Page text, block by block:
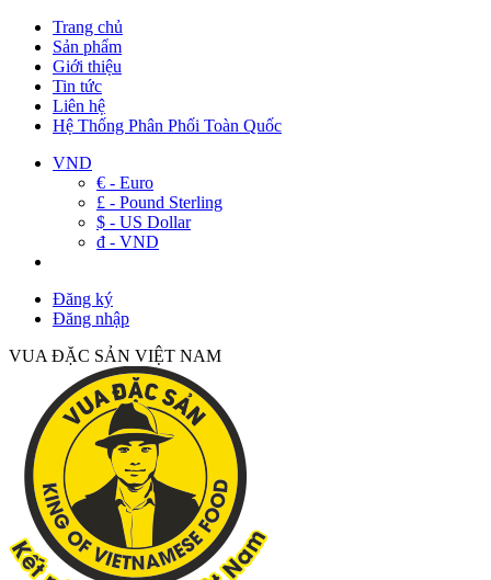
Trang chủ
Sản phẩm
Giới thiệu
Tin tức
Liên hệ
Hệ Thống Phân Phối Toàn Quốc
VND
€ - Euro
£ - Pound Sterling
$ - US Dollar
đ - VND
Đăng ký
Đăng nhập
VUA ĐẶC SẢN VIỆT NAM